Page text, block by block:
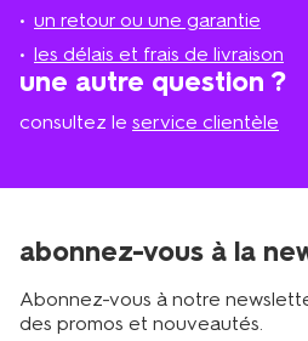
un retour ou une garantie
les délais et frais de livraison
une autre question ?
consultez le service clientèle
plus
proche
abonnez-vous à la
Abonnez-vous à notre
des promos et nouveautés.